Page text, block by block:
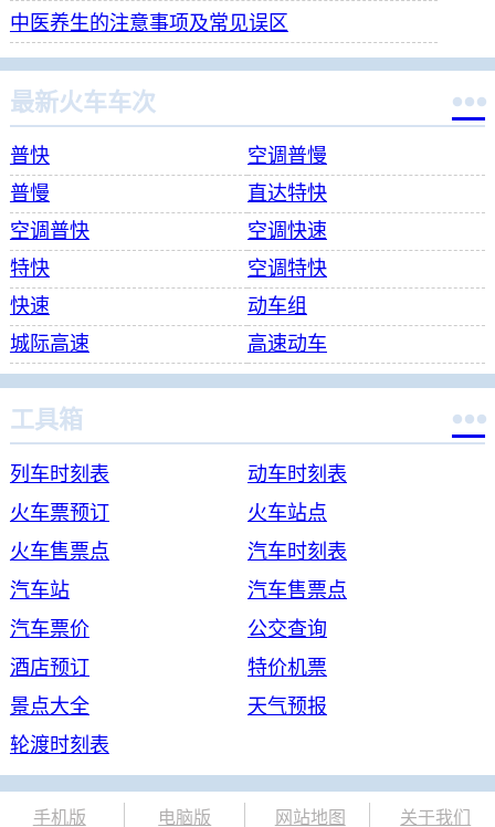
中医养生的注意事项及常见误区
最新火车车次 
普快
空调普慢
普慢
直达特快
空调普快
空调快速
特快
空调特快
快速
动车组
城际高速
高速动车
工具箱 
列车时刻表
动车时刻表
火车票预订
火车站点
火车售票点
汽车时刻表
汽车站
汽车售票点
汽车票价
公交查询
酒店预订
特价机票
景点大全
天气预报
轮渡时刻表
手机版 电脑版 网站地图 关于我们